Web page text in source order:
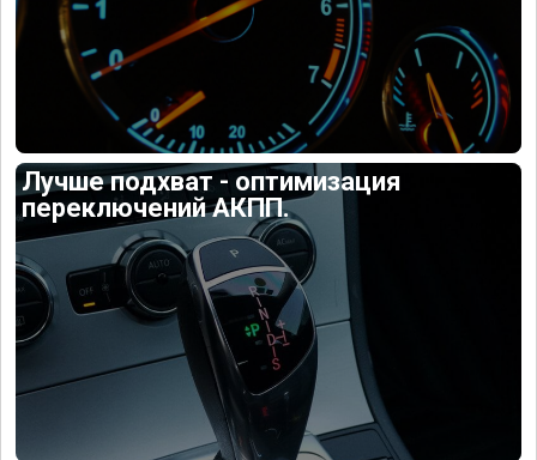
Лучше подхват - оптимизация
переключений АКПП.